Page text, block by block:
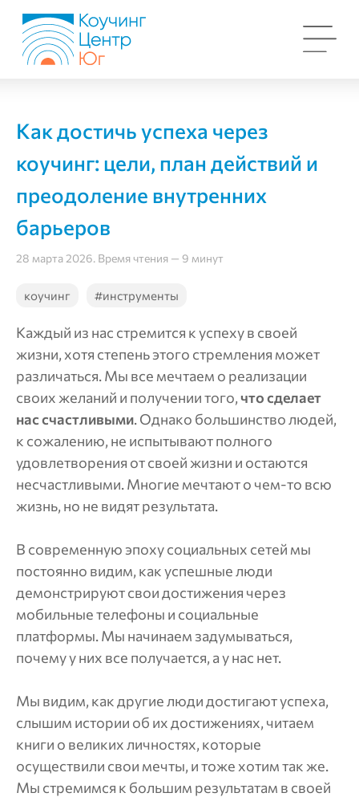
Как достичь успеха через
коучинг: цели, план действий и
преодоление внутренних
барьеров
28 марта 2026. Время чтения — 9 минут
коучинг #инструменты
Каждый из нас стремится к успеху в своей
жизни, хотя степень этого стремления может
различаться. Мы все мечтаем о реализации
своих желаний и получении того,что сделает
нас счастливыми. Однако большинство людей,
к сожалению, не испытывают полного
удовлетворения от своей жизни и остаются
несчастливыми. Многие мечтают о чем-то всю
жизнь, но не видят результата.
В современную эпоху социальных сетей мы
постоянно видим, как успешные люди
демонстрируют свои достижения через
мобильные телефоны и социальные
платформы. Мы начинаем задумываться,
почему у них все получается, а у нас нет.
Мы видим, как другие люди достигают успеха,
слышим истории об их достижениях, читаем
книги о великих личностях, которые
осуществили свои мечты, и тоже хотим так же.
Мы стремимся к большим результатам в своей